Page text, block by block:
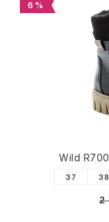
6 %
Wild
37 38
2